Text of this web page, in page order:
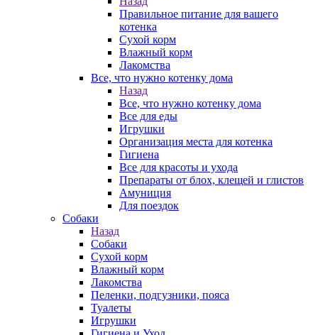
Правильное питание для вашего
котенка
Сухой корм
Влажный корм
Лакомства
Все, что нужно котенку дома
Назад
Все, что нужно котенку дома
Все для еды
Игрушки
Организация места для котенка
Гигиена
Все для красоты и ухода
Препараты от блох, клещей и глистов
Амуниция
Для поездок
Собаки
Назад
Собаки
Сухой корм
Влажный корм
Лакомства
Пеленки, подгузники, пояса
Туалеты
Игрушки